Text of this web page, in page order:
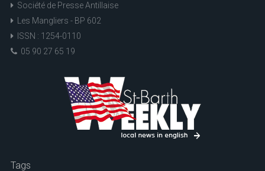
Société de Presse Antillaise
Les Mangliers - BP 602
ISSN : 1254-0110
05 90 27 65 19
Tags